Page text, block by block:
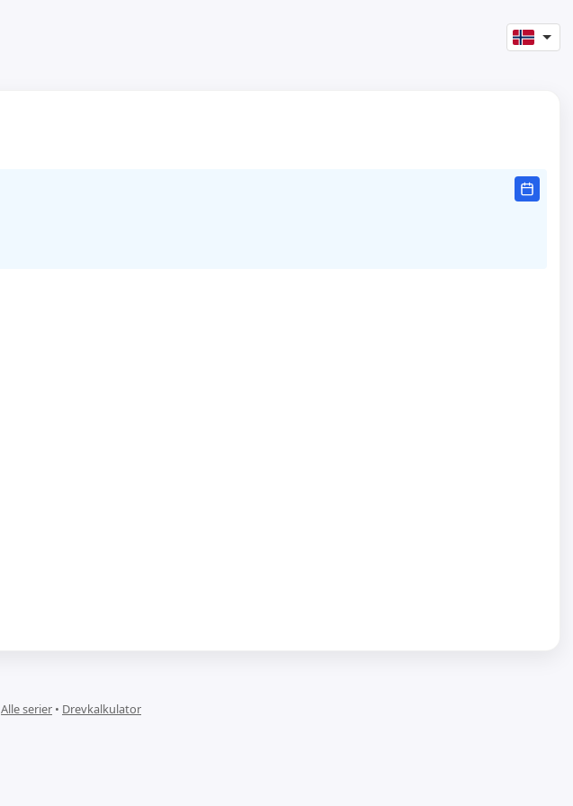
Alle serier • Drevkalkulator